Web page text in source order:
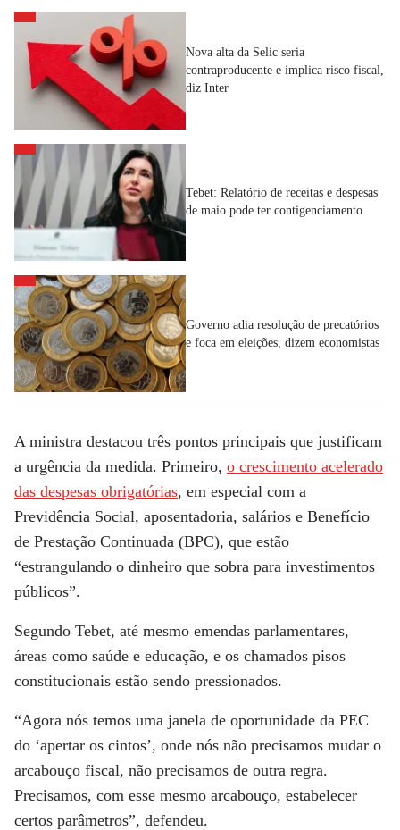
Nova alta da Selic seria
contraproducente e implica risco fiscal,
diz Inter
Tebet: Relatório de receitas e despesas
de maio pode ter contigenciamento
Governo adia resolução de precatórios
e foca em eleições, dizem economistas
A ministra destacou três pontos principais que justificam
a urgência da medida. Primeiro, o crescimento acelerado
das despesas obrigatórias, em especial com a
Previdência Social, aposentadoria, salários e Benefício
de Prestação Continuada (BPC), que estão
“estrangulando o dinheiro que sobra para investimentos
públicos”.
Segundo Tebet, até mesmo emendas parlamentares,
áreas como saúde e educação, e os chamados pisos
constitucionais estão sendo pressionados.
“Agora nós temos uma janela de oportunidade da PEC
do ‘apertar os cintos’, onde nós não precisamos mudar o
arcabouço fiscal, não precisamos de outra regra.
Precisamos, com esse mesmo arcabouço, estabelecer
certos parâmetros”, defendeu.